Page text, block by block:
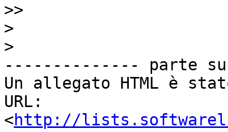
>>
>
>
-------------- parte
Un allegato HTML è
URL:
<http://